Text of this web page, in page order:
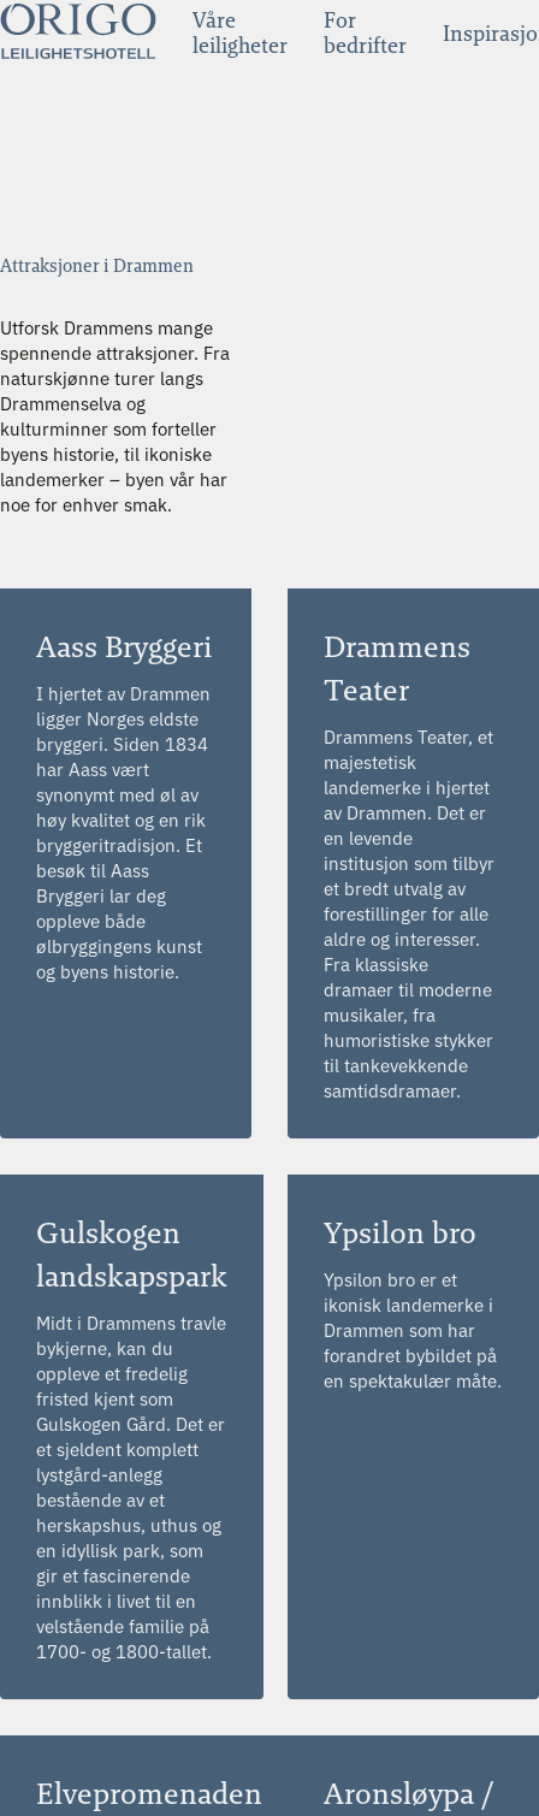
Våre
leiligheter
For
bedrifter
Attraksjoner i Drammen
Utforsk Drammens mange
spennende attraksjoner. Fra
naturskjønne turer langs
Drammenselva og
kulturminner som forteller
byens historie, til ikoniske
landemerker – byen vår har
noe for enhver smak.
Aass Bryggeri
I hjertet av Drammen
ligger Norges eldste
bryggeri. Siden 1834
har Aass vært
synonymt med øl av
høy kvalitet og en rik
bryggeritradisjon. Et
besøk til Aass
Bryggeri lar deg
oppleve både
ølbryggingens kunst
og byens historie.
Drammens
Teater
Drammens Teater, et
majestetisk
landemerke i hjertet
av Drammen. Det er
en levende
institusjon som tilbyr
et bredt utvalg av
forestillinger for alle
aldre og interesser.
Fra klassiske
dramaer til moderne
musikaler, fra
humoristiske stykker
til tankevekkende
samtidsdramaer.
Gulskogen
landskapspark
Midt i Drammens travle
bykjerne, kan du
oppleve et fredelig
fristed kjent som
Gulskogen Gård. Det er
et sjeldent komplett
lystgård-anlegg
bestående av et
herskapshus, uthus og
en idyllisk park, som
gir et fascinerende
innblikk i livet til en
velstående familie på
1700- og 1800-tallet.
Ypsilon bro
Ypsilon bro er et
ikonisk landemerke i
Drammen som har
forandret bybildet på
en spektakulær måte.
Elvepromenaden
Aronsløypa /